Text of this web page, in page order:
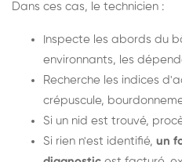
Dans ces cas, le technicien :
Inspecte les abords du
environnants, les
Recherche les indices
crépuscule,
Si un nid est trouvé,
Si rien n'est identifié, un